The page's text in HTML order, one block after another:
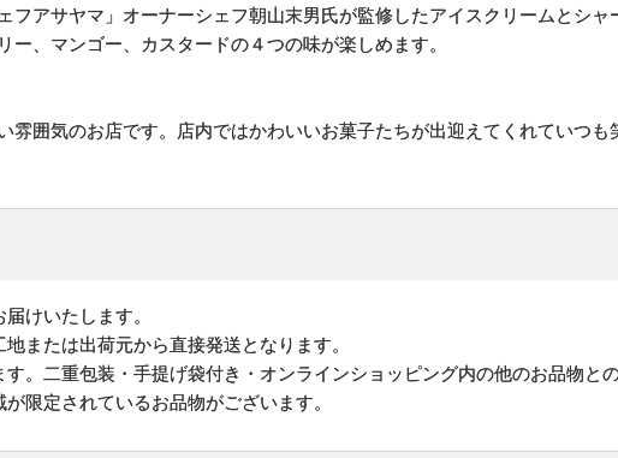
アサヤマ」オーナーシェフ朝山末男氏が監修したアイスクリームとシャ
ー、マンゴー、カスタードの４つの味が楽しめます。
雰囲気のお店です。店内ではかわいいお菓子たちが出迎えてくれていつ
届けいたします。
または出荷元から直接発送となります。
。二重包装・手提げ袋付き・オンラインショッピング内の他のお品物と
限定されているお品物がございます。